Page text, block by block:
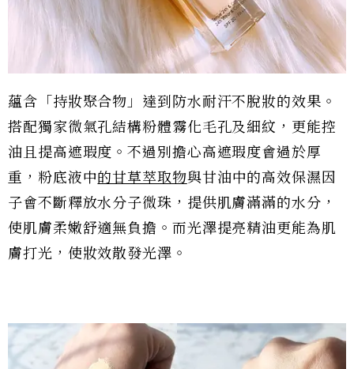
蘊含「持妝聚合物」達到防水耐汗不脫妝的效果。
搭配獨家微氣孔結構粉體霧化毛孔及細紋，更能控
油且提高遮瑕度。不過別擔心高遮瑕度會過於厚
重，粉底液中的甘草萃取物與甘油中的高效保濕因
子會不斷釋放水分子微珠，提供肌膚滿滿的水分，
使肌膚柔嫩舒適無負擔。而光澤提亮精油更能為肌
膚打光，使妝效散發光澤。